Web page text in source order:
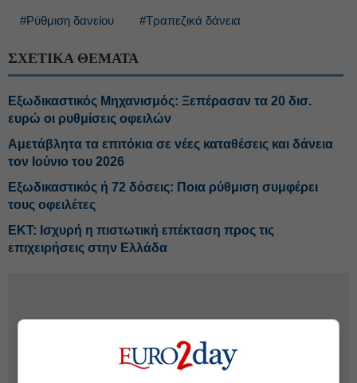
#Ρύθμιση δανείου #Τραπεζικά δάνεια
ΣΧΕΤΙΚΑ ΘΕΜΑΤΑ
Εξωδικαστικός Μηχανισμός: Ξεπέρασαν τα 20 δισ.
ευρώ οι ρυθμίσεις οφειλών
Αμετάβλητα τα επιτόκια σε νέες καταθέσεις και δάνεια
τον Ιούνιο του 2026
Εξωδικαστικός ή 72 δόσεις: Ποια ρύθμιση συμφέρει
τους οφειλέτες
ΕΚΤ: Ισχυρή η πιστωτική επέκταση προς τις
επιχειρήσεις στην Ελλάδα